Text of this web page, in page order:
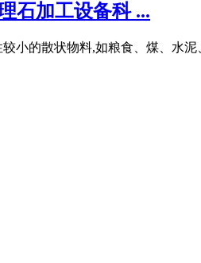
石加工设备科 ...
小的散状物料,如粮食、煤、水